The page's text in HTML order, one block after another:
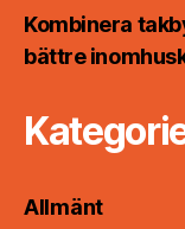
Kombinera
bättre
Allmänt